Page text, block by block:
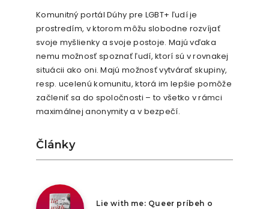
Komunitný portál Dúhy pre LGBT+ ľudí je
prostredím, v ktorom môžu slobodne rozvíjať
svoje myšlienky a svoje postoje. Majú vďaka
nemu možnosť spoznať ľudí, ktorí sú v rovnakej
situácii ako oni. Majú možnosť vytvárať skupiny,
resp. ucelenú komunitu, ktorá im lepšie pomôže
začleniť sa do spoločnosti – to všetko v rámci
maximálnej anonymity a v bezpečí.
Články
Lie with me: Queer príbeh o